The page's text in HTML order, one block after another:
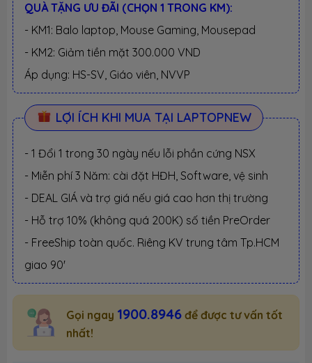
QUÀ TẶNG ƯU ĐÃI (CHỌN 1 TRONG KM):
- KM1: Balo laptop, Mouse Gaming, Mousepad
- KM2: Giảm tiền mặt 300.000 VND
Áp dụng: HS-SV, Giáo viên, NVVP
LỢI ÍCH KHI MUA TẠI LAPTOPNEW
- 1 Đổi 1 trong 30 ngày nếu lỗi phần cứng NSX
- Miễn phí 3 Năm: cài đặt HĐH, Software, vệ sinh
- DEAL GIÁ và trợ giá nếu giá cao hơn thị trường
- Hỗ trợ 10% (không quá 200K) số tiền PreOrder
- FreeShip toàn quốc. Riêng KV trung tâm Tp.HCM
giao 90'
Gọi ngay 1900.8946 để được tư vấn tốt
nhất!